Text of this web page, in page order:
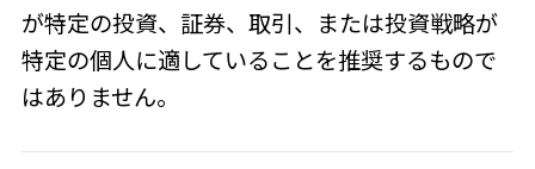
が特定の投資、証券、取引、または投資戦略が
特定の個人に適していることを推奨するもので
はありません。